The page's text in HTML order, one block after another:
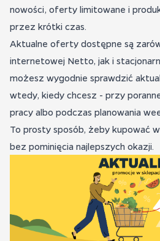
nowości, oferty limitowane i
przez krótki czas.
Aktualne oferty dostępne są
internetowej Netto, jak i
możesz wygodnie sprawdzić
wtedy, kiedy chcesz - przy
pracy albo podczas planowania
To prosty sposób, żeby kupować
bez pominięcia najlepszych okazji.